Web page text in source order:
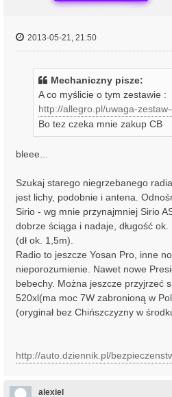
2013-05-21, 21:50
Mechaniczny pisze:
A co myślicie o tym zestawie :
http://allegro.pl/uwaga-
Bo tez czeka mnie zakup CB
bleee...
Szukaj starego niegrzebanego
jest lichy, podobnie i antena.
Sirio - wg mnie przynajmniej Sirio
dobrze ściąga i nadaje, długość
(dł ok. 1,5m).
Radio to jeszcze Yosan Pro, inne
nieporozumienie. Nawet nowe
bebechy. Można jeszcze przyjrzeć
520xl(ma moc 7W zabronioną w
(oryginał bez Chińszczyzny w
http://auto.dziennik.pl/
alexiel